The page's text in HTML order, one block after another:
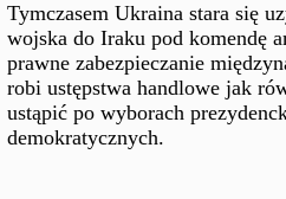
Tymczasem Ukraina stara się
wojska do Iraku pod komendę
prawne zabezpieczanie
robi ustępstwa handlowe jak
ustąpić po wyborach
demokratycznych.